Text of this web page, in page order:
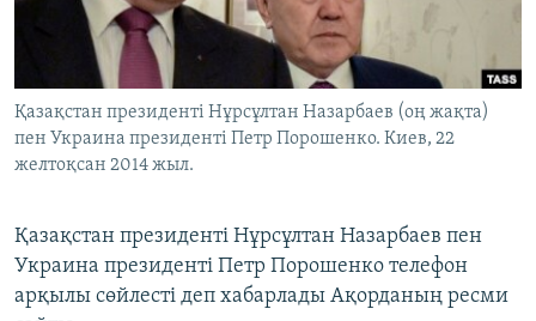
ЖАЗЫЛЫҢЫЗ
Басқа тілдерде
Қазақстан президенті Нұрсұлтан Назарбаев (оң жақта)
пен Украина президенті Петр Порошенко. Киев, 22
желтоқсан 2014 жыл.
Қазақстан президенті Нұрсұлтан Назарбаев пен
Украина президенті Петр Порошенко телефон
арқылы сөйлесті деп хабарлады Ақорданың ресми